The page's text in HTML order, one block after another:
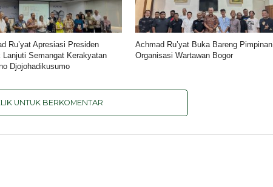
Ru’yat Apresiasi Presiden
Lanjuti Semangat Kerakyatan
Djojohadikusumo
Achmad Ru’yat Buka Bareng Pimpinan
Organisasi Wartawan Bogor
UNTUK BERKOMENTAR